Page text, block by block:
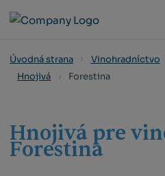
Úvodná strana Vinohradníctvo
Hnojivá
Forestina
Hnojivá pre
Forestina